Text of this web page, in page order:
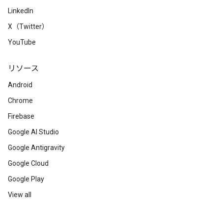
LinkedIn
X（Twitter）
YouTube
リソース
Android
Chrome
Firebase
Google AI Studio
Google Antigravity
Google Cloud
Google Play
View all